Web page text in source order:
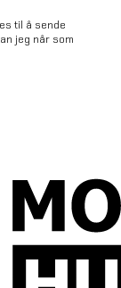
til å sende
jeg når som